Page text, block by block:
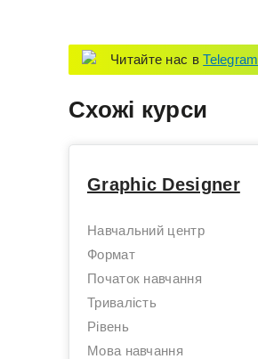
Читайте нас вTelegram
Схожі курси
Graphic Designer
Навчальний центр
Формат
Початок навчання
Тривалість
Рівень
Мова навчання